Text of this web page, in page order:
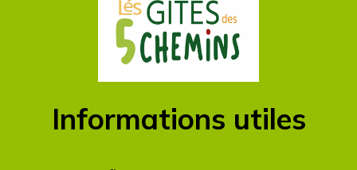
Informations utiles